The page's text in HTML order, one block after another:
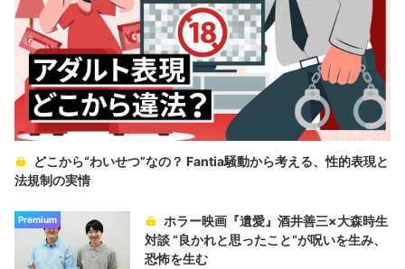
どこから“わいせつ”なの？ Fantia騒動から考える、性的表現と
法規制の実情
Premium
ホラー映画『遺愛』酒井善三×大森時生
対談 “良かれと思ったこと“が呪いを生み、
恐怖を生む